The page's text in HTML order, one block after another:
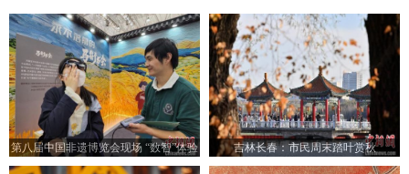
第八届中国非遗博览会现场 “数智”体验
受青睐
吉林长春：市民周末踏叶赏秋